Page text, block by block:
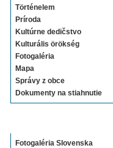
Történelem
Príroda
Kultúrne dedičstvo
Kulturális örökség
Fotogaléria
Mapa
Správy z obce
Dokumenty na stiahnutie
Fotogaléria Slovenska